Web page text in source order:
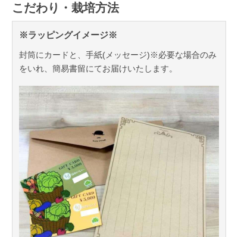
こだわり・栽培方法
※ラッピングイメージ※
封筒にカードと、手紙(メッセージ)※必要な場合のみ
をいれ、簡易書留にてお届けいたします。